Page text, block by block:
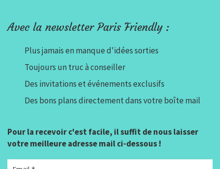
Avec la newsletter Paris Friendly :
Plus jamais en manque d'idées sorties
Toujours un truc à conseiller
Des invitations et événements exclusifs
Des bons plans directement dans votre boîte mail
Pour la recevoir c'est facile, il suffit de nous laisser
votre meilleure adresse mail ci-dessous !